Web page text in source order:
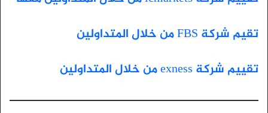
تقيم شركة FBS من خلال المتداولين
تقييم شركة exness من خلال المتداولين